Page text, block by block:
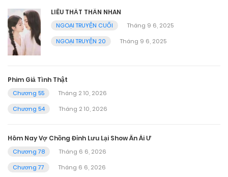
LIÊU THẤT THẦN NHAN
NGOẠI TRUYỆN CUỐI
Tháng 9 6, 2025
NGOẠI TRUYỆN 20
Tháng 9 6, 2025
Phim Giả Tình Thật
Chương 55
Tháng 2 10, 2026
Chương 54
Tháng 2 10, 2026
Hôm Nay Vợ Chồng Đỉnh Lưu Lại Show Ân Ái Ư
Chương 78
Tháng 6 6, 2026
Chương 77
Tháng 6 6, 2026